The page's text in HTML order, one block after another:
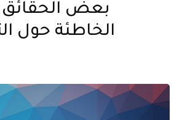
بعض الحقائق
الخاطئة حول